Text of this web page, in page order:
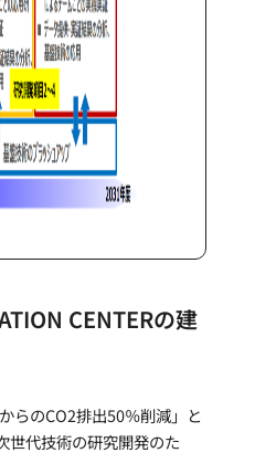
CENTERの建
らのCO2排出50％削減」と
世代技術の研究開発のた